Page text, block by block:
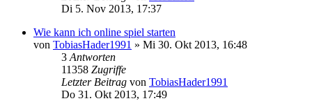
Di 5. Nov 2013, 17:37
Wie kann ich online spiel starten
von TobiasHader1991 » Mi 30. Okt 2013, 16:48
3 Antworten
11358 Zugriffe
Letzter Beitrag von TobiasHader1991
Do 31. Okt 2013, 17:49